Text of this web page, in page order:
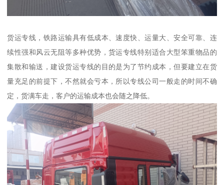
货运专线，铁路运输具有低成本、速度快、运量大、安全可靠、连
续性强和风云无阻等多种优势，货运专线特别适合大型笨重物品的
集散和输送，建设货运专线的目的是为了节约成本，但要建立在货
量充足的前提下，不然就会亏本，所以专线公司一般走的时间不确
定，货满车走，客户的运输成本也会随之降低。